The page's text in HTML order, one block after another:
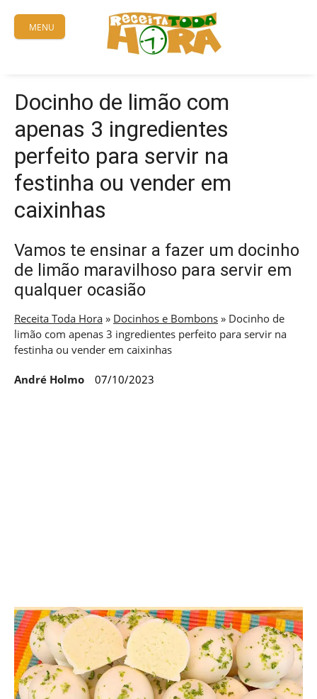
content
MENU
Docinho de limão com
apenas 3 ingredientes
perfeito para servir na
festinha ou vender em
caixinhas
Vamos te ensinar a fazer um docinho
de limão maravilhoso para servir em
qualquer ocasião
Receita Toda Hora » Docinhos e Bombons » Docinho de
limão com apenas 3 ingredientes perfeito para servir na
festinha ou vender em caixinhas
André Holmo 07/10/2023